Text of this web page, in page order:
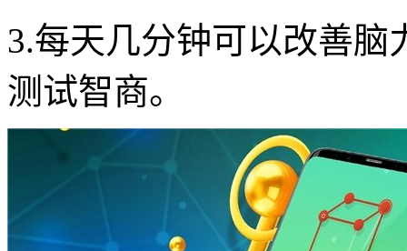
3.每天几分钟可以改善
测试智商。